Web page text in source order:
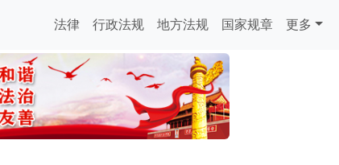
法律 行政法规 地方法规 国家规章 更多